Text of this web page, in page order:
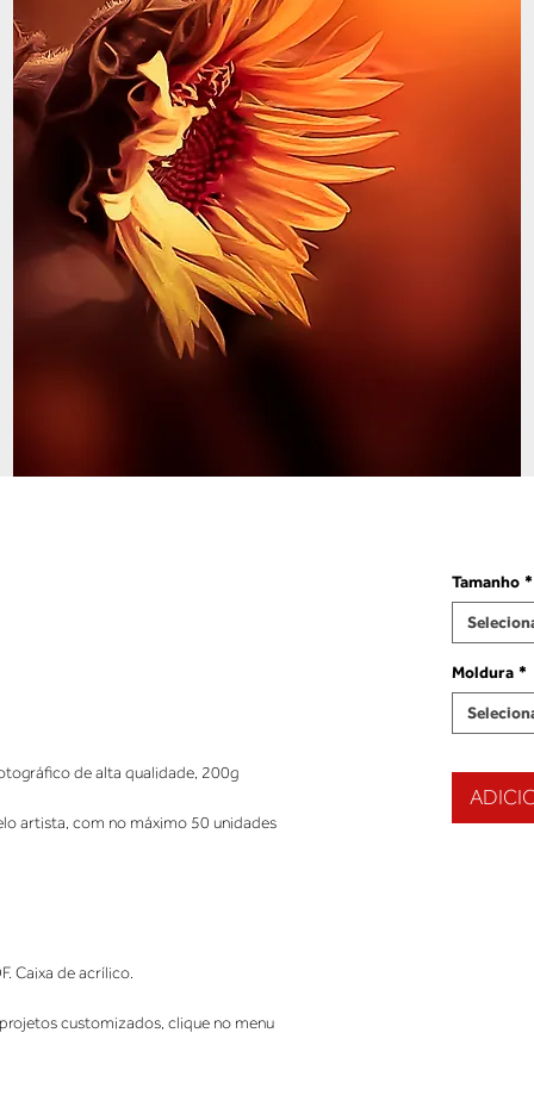
de alta qualidade, 200g
artista, com no máximo 50 unidades
Caixa de acrílico.
customizados, clique no menu
Tamanho *
Moldura *